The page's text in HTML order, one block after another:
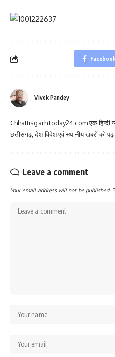
Vivek Pandey
ChhattisgarhToday24.com एक हिन्दी
छत्तीसगढ़, देश-विदेश एवं स्थानीय खबरों को
Leave a comment
Your email address will not be published.